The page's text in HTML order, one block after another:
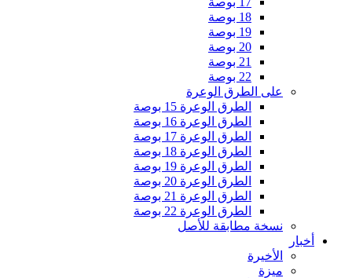
18 بوصة
19 بوصة
20 بوصة
21 بوصة
22 بوصة
على الطرق الوعرة
الطرق الوعرة 15 بوصة
الطرق الوعرة 16 بوصة
الطرق الوعرة 17 بوصة
الطرق الوعرة 18 بوصة
الطرق الوعرة 19 بوصة
الطرق الوعرة 20 بوصة
الطرق الوعرة 21 بوصة
الطرق الوعرة 22 بوصة
نسخة مطابقة للأصل
أخبار
الأخيرة
ميزة